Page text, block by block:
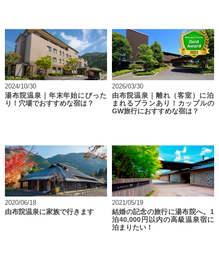
2024/10/30
湯布院温泉｜年末年始にぴった
り！穴場でおすすめな宿は？
2026/03/30
由布院温泉｜離れ（客室）に泊
まれるプランあり！カップルの
GW旅行におすすめな宿は？
2020/06/18
由布院温泉に家族で行きます
2021/05/19
結婚の記念の旅行に湯布院へ。1
泊40,000円以内の高級温泉宿に
泊まりたい！